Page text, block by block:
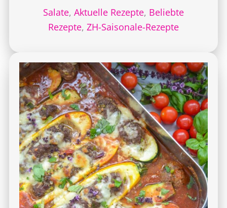
Salate, Aktuelle Rezepte, Beliebte
Rezepte, ZH-Saisonale-Rezepte